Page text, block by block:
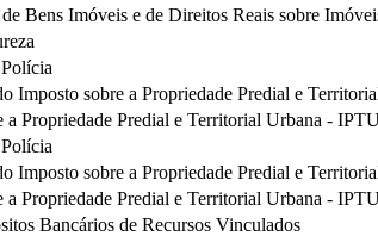
Bens Imóveis e de Direitos Reais sobre
Imposto sobre a Propriedade Predial e
Propriedade Predial e Territorial Urbana -
Imposto sobre a Propriedade Predial e
Propriedade Predial e Territorial Urbana -
Bancários de Recursos Vinculados